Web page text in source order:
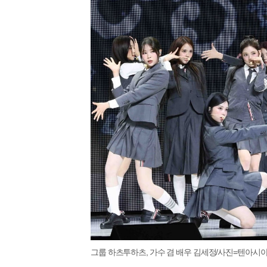
그룹 하츠투하츠, 가수 겸 배우 김세정/사진=텐아시